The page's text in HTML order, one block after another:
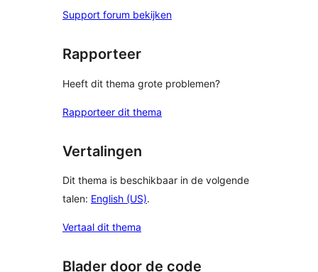
Support forum bekijken
Rapporteer
Heeft dit thema grote problemen?
Rapporteer dit thema
Vertalingen
Dit thema is beschikbaar in de volgende
talen: English (US).
Vertaal dit thema
Blader door de code